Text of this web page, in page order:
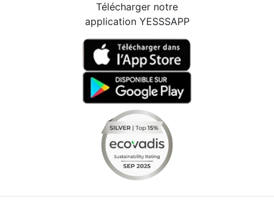
Télécharger notre
application YESSSAPP